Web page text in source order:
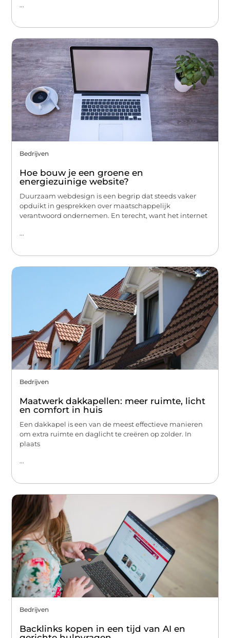
...
Bedrijven
Hoe bouw je een groene en
energiezuinige website?
Duurzaam webdesign is een begrip dat steeds vaker
opduikt in gesprekken over maatschappelijk
verantwoord ondernemen. En terecht, want het internet
...
Bedrijven
Maatwerk dakkapellen: meer ruimte, licht
en comfort in huis
Een dakkapel is een van de meest effectieve manieren
om extra ruimte en daglicht te creëren op zolder. In
plaats
...
Bedrijven
Backlinks kopen in een tijd van AI en